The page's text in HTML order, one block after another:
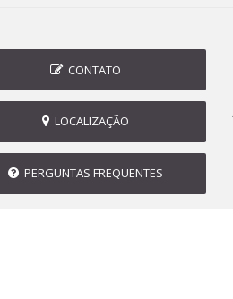
CONTATO
LOCALIZAÇÃO
PERGUNTAS FREQUENTES